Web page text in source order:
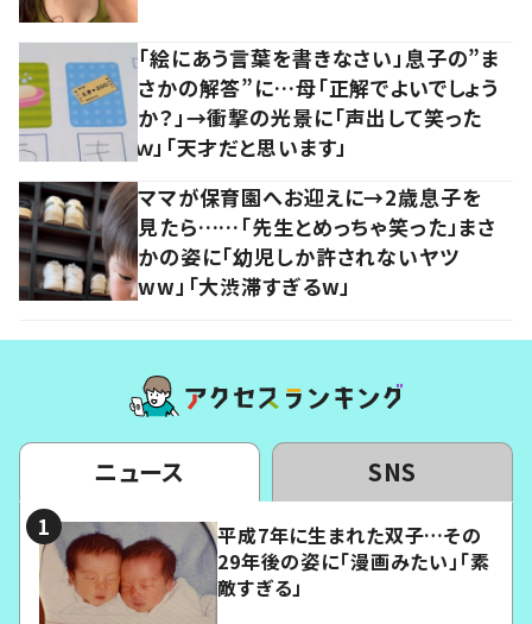
「絵にあう言葉を書きなさい」息子の”ま
さかの解答”に…母「正解でよいでしょう
か？」→衝撃の光景に「声出して笑った
ｗ」「天才だと思います」
ママが保育園へお迎えに→2歳息子を
見たら……「先生とめっちゃ笑った」まさ
かの姿に「幼児しか許されないヤツ
ww」「大渋滞すぎるw」
ニュース SNS
平成7年に生まれた双子…その
29年後の姿に「漫画みたい」「素
敵すぎる」